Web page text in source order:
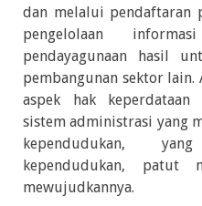
dan melalui pendaftaran
pengelolaan
pendayagunaan hasil
pembangunan sektor
aspek hak keperdataan
sistem administrasi yang
kependudukan,
kependudukan, patut
mewujudkannya.